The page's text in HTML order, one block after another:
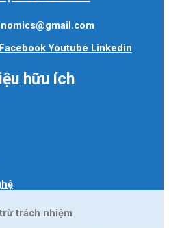
Facebook Youtube Linkedin
hữu ích
trách nhiệm